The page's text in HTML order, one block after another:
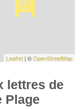
Leaflet | ©OpenStreetMap
lettres de
Plage